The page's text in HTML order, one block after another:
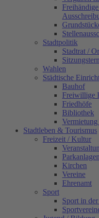
Stadtpolitik
Stadtrat /
Wahlen
Städtische
Bauhof
Freiwillige
Friedhöfe
Bibliothek
Stadtleben & Tourismus
Freizeit / Kultur
Kirchen
Vereine
Ehrenamt
Sport
Sport in